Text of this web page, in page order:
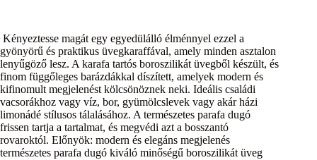
Kényeztesse magát egy egyedülálló élménnyel ezzel a
gyönyörű és praktikus üvegkaraffával, amely minden asztalon
lenyűgöző lesz. A karafa tartós boroszilikát üvegből készült, és
finom függőleges barázdákkal díszített, amelyek modern és
kifinomult megjelenést kölcsönöznek neki. Ideális családi
vacsorákhoz vagy víz, bor, gyümölcslevek vagy akár házi
limonádé stílusos tálalásához. A természetes parafa dugó
frissen tartja a tartalmat, és megvédi azt a bosszantó
rovaroktól. Előnyök: modern és elegáns megjelenés
természetes parafa dugó kiváló minőségű boroszilikát üveg